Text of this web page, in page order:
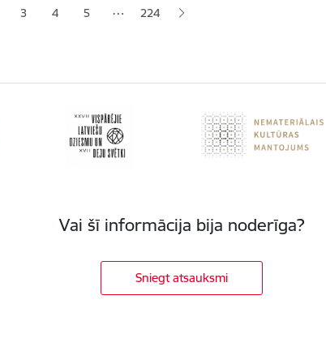
lapaLapa
3 Lapa
4 Lapa
5 … 224
Vai šī informācija bija noderīga?
Sniegt atsauksmi